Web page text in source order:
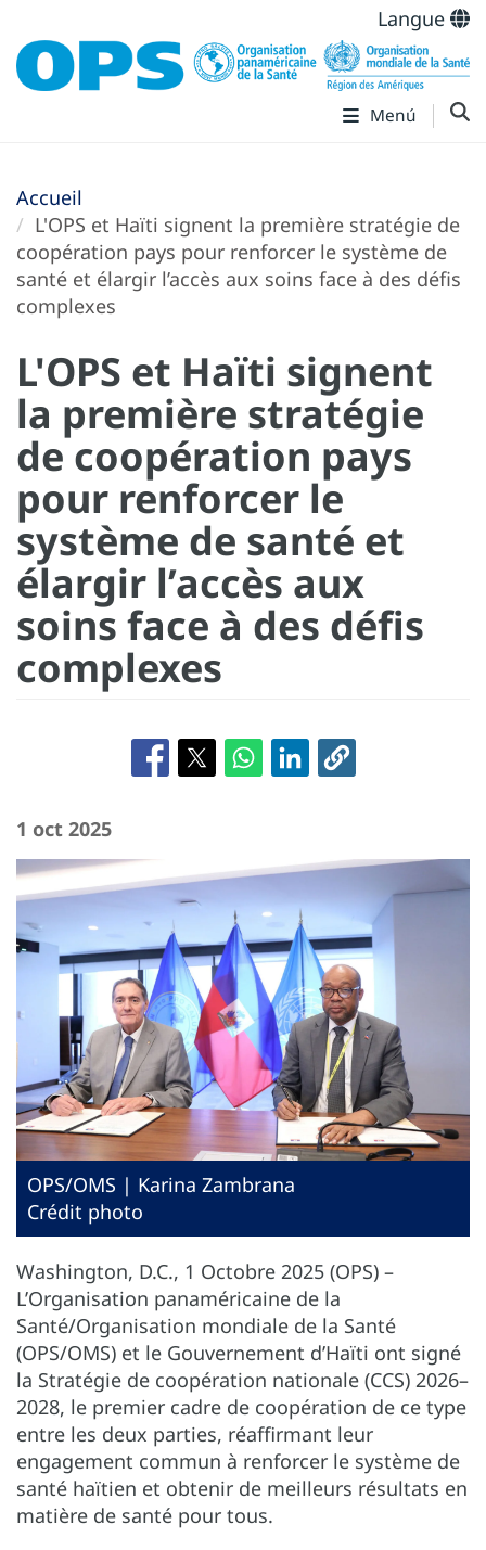
Langue
Menú
Accueil
L'OPS et Haïti signent la première stratégie de
coopération pays pour renforcer le système de
santé et élargir l’accès aux soins face à des défis
complexes
L'OPS et Haïti signent
la première stratégie
de coopération pays
pour renforcer le
système de santé et
élargir l’accès aux
soins face à des défis
complexes
1 oct 2025
OPS/OMS | Karina Zambrana
Crédit photo
Washington, D.C., 1 Octobre 2025 (OPS) –
L’Organisation panaméricaine de la
Santé/Organisation mondiale de la Santé
(OPS/OMS) et le Gouvernement d’Haïti ont signé
la Stratégie de coopération nationale (CCS) 2026–
2028, le premier cadre de coopération de ce type
entre les deux parties, réaffirmant leur
engagement commun à renforcer le système de
santé haïtien et obtenir de meilleurs résultats en
matière de santé pour tous.